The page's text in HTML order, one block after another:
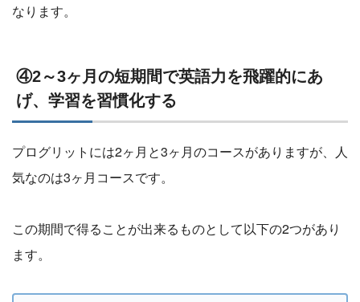
なります。
④2～3ヶ月の短期間で英語力を飛躍的にあ
げ、学習を習慣化する
プログリットには2ヶ月と3ヶ月のコースがありますが、人
気なのは3ヶ月コースです。
この期間で得ることが出来るものとして以下の2つがあり
ます。